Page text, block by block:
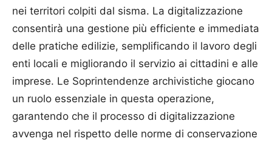
nei territori colpiti dal sisma. La digitalizzazione
consentirà una gestione più efficiente e immediata
delle pratiche edilizie, semplificando il lavoro degli
enti locali e migliorando il servizio ai cittadini e alle
imprese. Le Soprintendenze archivistiche giocano
un ruolo essenziale in questa operazione,
garantendo che il processo di digitalizzazione
avvenga nel rispetto delle norme di conservazione